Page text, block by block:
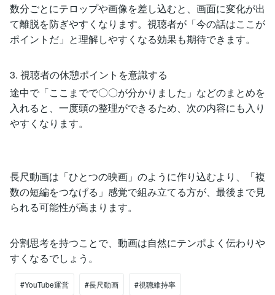
数分ごとにテロップや画像を差し込むと、画面に変化が出
て離脱を防ぎやすくなります。視聴者が「今の話はここが
ポイントだ」と理解しやすくなる効果も期待できます。
3. 視聴者の休憩ポイントを意識する
途中で「ここまでで〇〇が分かりました」などのまとめを
入れると、一度頭の整理ができるため、次の内容にも入り
やすくなります。
長尺動画は「ひとつの映画」のように作り込むより、「複
数の短編をつなげる」感覚で組み立てる方が、最後まで見
られる可能性が高まります。
分割思考を持つことで、動画は自然にテンポよく伝わりや
すくなるでしょう。
#YouTube運営 #長尺動画 #視聴維持率